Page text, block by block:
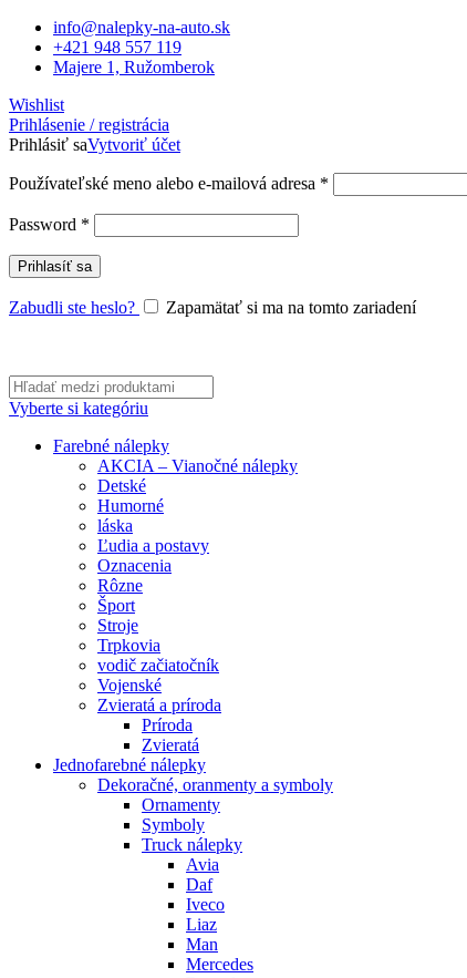
info@nalepky-na-auto.sk
+421 948 557 119
Majere 1, Ružomberok
Wishlist
Prihlásenie / registrácia
Prihlásiť saVytvoriť účet
Používateľské meno alebo e-mailová adresa *
Password *
Prihlasíť sa
Zabudli ste heslo? Zapamätať si ma na tomto zariadení
Vyberte si kategóriu
Farebné nálepky
AKCIA – Vianočné nálepky
Detské
Humorné
láska
Ľudia a postavy
Oznacenia
Rôzne
Šport
Stroje
Trpkovia
vodič začiatočník
Vojenské
Zvieratá a príroda
Príroda
Zvieratá
Jednofarebné nálepky
Dekoračné, oranmenty a symboly
Ornamenty
Symboly
Truck nálepky
Avia
Daf
Iveco
Liaz
Man
Mercedes